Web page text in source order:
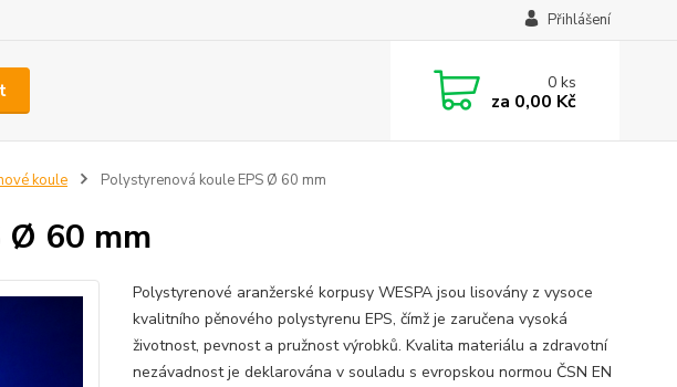
Přihlášení
0ks
za 0,00 Kč
koule Polystyrenová koule EPS Ø 60 mm
Ø 60 mm
Polystyrenové aranžerské korpusy WESPA jsou lisovány z vysoce
kvalitního pěnového polystyrenu EPS, čímž je zaručena vysoká
životnost, pevnost a pružnost výrobků. Kvalita materiálu a zdravotní
nezávadnost je deklarována v souladu s evropskou normou ČSN EN